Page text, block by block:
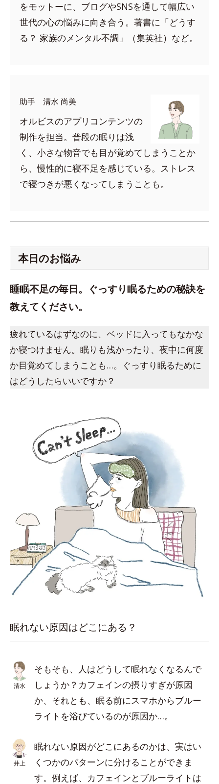
をモットーに、ブログやSNSを通して幅広い
世代の心の悩みに向き合う。著書に「どうす
る？ 家族のメンタル不調」（集英社）など。
助手 清水 尚美
オルビスのアプリコンテンツの
制作を担当。普段の眠りは浅
く、小さな物音でも目が覚めてしまうことか
ら、慢性的に寝不足を感じている。ストレス
で寝つきが悪くなってしまうことも。
本日のお悩み
睡眠不足の毎日。ぐっすり眠るための秘訣を
教えてください。
疲れているはずなのに、ベッドに入ってもなかな
か寝つけません。眠りも浅かったり、夜中に何度
か目覚めてしまうことも…。ぐっすり眠るために
はどうしたらいいですか？
眠れない原因はどこにある？
清水
そもそも、人はどうして眠れなくなるんで
しょうか？カフェインの摂りすぎが原因
か、それとも、眠る前にスマホからブルー
ライトを浴びているのが原因か…。
井上
眠れない原因がどこにあるのかは、実はい
くつかのパターンに分けることができま
す。例えば、カフェインとブルーライトは